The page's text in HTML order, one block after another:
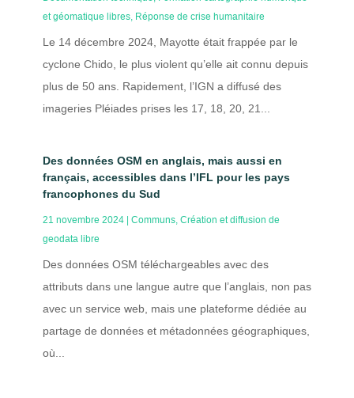
et géomatique libres, Réponse de crise humanitaire
Le 14 décembre 2024, Mayotte était frappée par le
cyclone Chido, le plus violent qu’elle ait connu depuis
plus de 50 ans. Rapidement, l’IGN a diffusé des
imageries Pléiades prises les 17, 18, 20, 21...
Des données OSM en anglais, mais aussi en
français, accessibles dans l’IFL pour les pays
francophones du Sud
21 novembre 2024| Communs, Création et diffusion de
geodata libre
Des données OSM téléchargeables avec des
attributs dans une langue autre que l’anglais, non pas
avec un service web, mais une plateforme dédiée au
partage de données et métadonnées géographiques,
où...